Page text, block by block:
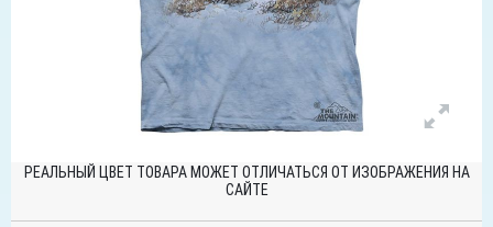
РЕАЛЬНЫЙ ЦВЕТ ТОВАРА МОЖЕТ ОТЛИЧАТЬСЯ ОТ ИЗОБРАЖЕНИЯ НА
САЙТЕ